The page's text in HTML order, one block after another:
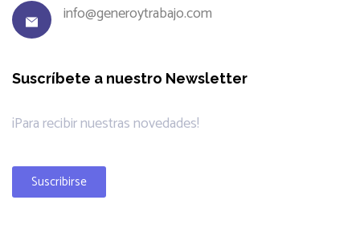
info@generoytrabajo.com
Suscríbete a nuestro Newsletter
¡Para recibir nuestras novedades!
Suscribirse